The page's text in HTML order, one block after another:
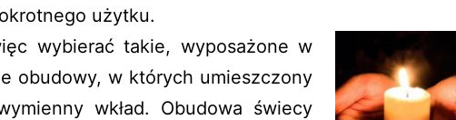
użytku.
wybierać takie, wyposażone w
obudowy, w których umieszczony
wkład. Obudowa świecy